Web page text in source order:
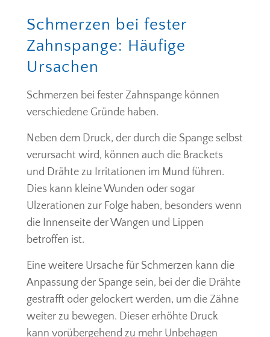
Schmerzen bei fester
Zahnspange: Häufige
Ursachen
Schmerzen bei fester Zahnspange können
verschiedene Gründe haben.
Neben dem Druck, der durch die Spange selbst
verursacht wird, können auch die Brackets
und Drähte zu Irritationen im Mund führen.
Dies kann kleine Wunden oder sogar
Ulzerationen zur Folge haben, besonders wenn
die Innenseite der Wangen und Lippen
betroffen ist.
Eine weitere Ursache für Schmerzen kann die
Anpassung der Spange sein, bei der die Drähte
gestrafft oder gelockert werden, um die Zähne
weiter zu bewegen. Dieser erhöhte Druck
kann vorübergehend zu mehr Unbehagen